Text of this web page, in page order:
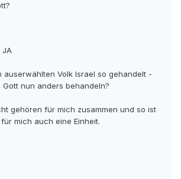
JA
auserwählten Volk Israel so gehandelt -
nun anders behandeln?
gehören für mich zusammen und so ist
mich auch eine Einheit.